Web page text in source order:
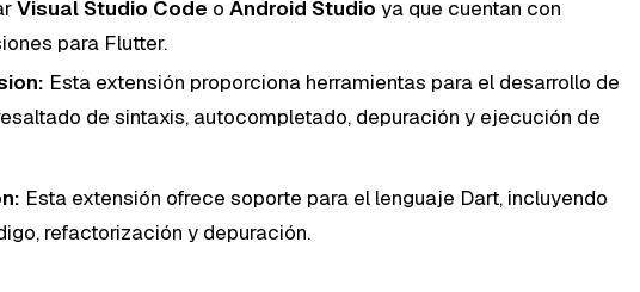
Visual Studio Code o Android Studio ya que cuentan con
para Flutter.
Esta extensión proporciona herramientas para el desarrollo de
de sintaxis, autocompletado, depuración y ejecución de
Esta extensión ofrece soporte para el lenguaje Dart, incluyendo
refactorización y depuración.